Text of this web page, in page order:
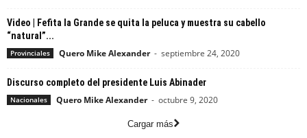
Video | Fefita la Grande se quita la peluca y muestra su cabello
“natural”...
Provinciales Quero Mike Alexander - septiembre 24, 2020
Discurso completo del presidente Luis Abinader
Nacionales Quero Mike Alexander - octubre 9, 2020
Cargar más